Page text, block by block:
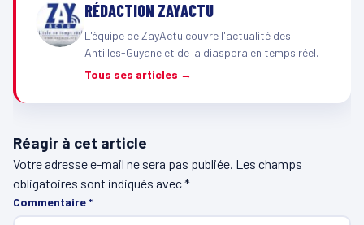
RÉDACTION ZAYACTU
L'équipe de ZayActu couvre l'actualité des
Antilles-Guyane et de la diaspora en temps réel.
Tous ses articles →
Réagir à cet article
Votre adresse e-mail ne sera pas publiée. Les champs
obligatoires sont indiqués avec*
Commentaire*